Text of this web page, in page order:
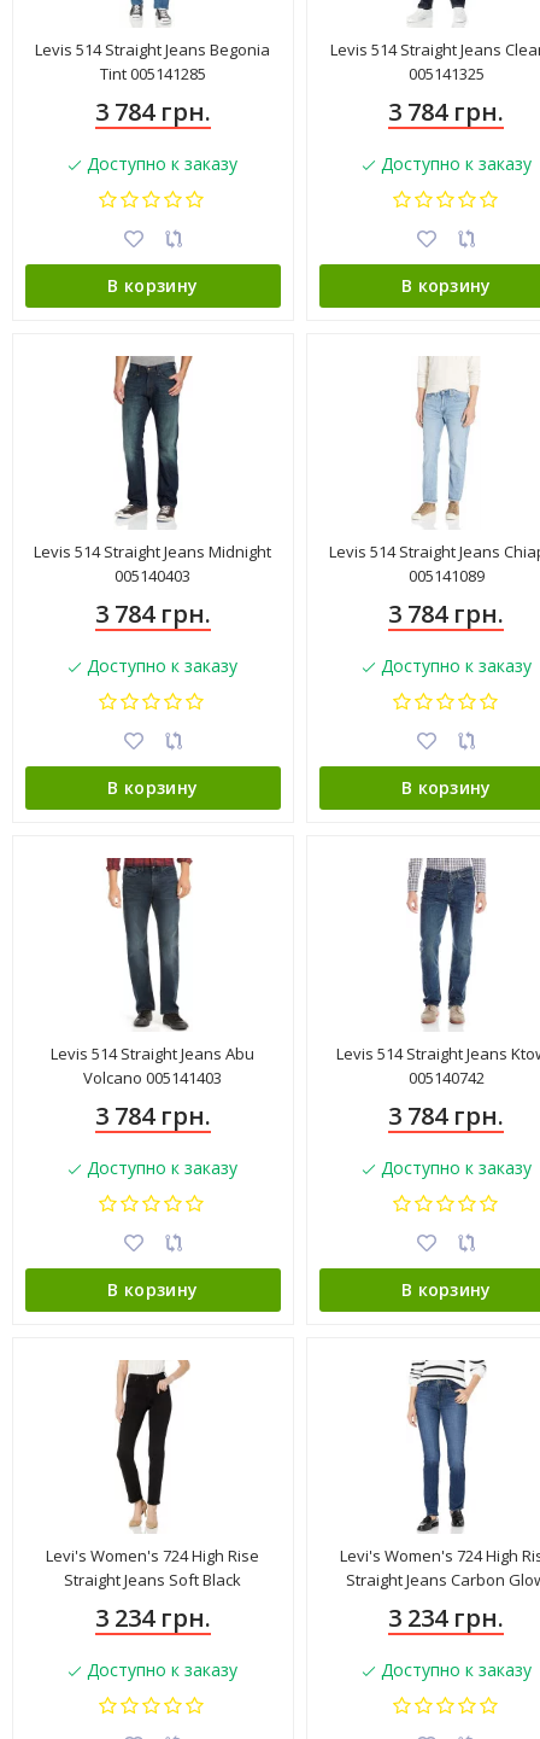
Levis 514 Straight Jeans Begonia
Tint 005141285
3 784 грн.
Доступно к заказу
В корзину
Levis 514 Straight Jeans
005141325
3 784 грн.
Доступно к заказу
В корзину
Levis 514 Straight Jeans Midnight
005140403
3 784 грн.
Доступно к заказу
В корзину
Levis 514 Straight Jeans
005141089
3 784 грн.
Доступно к заказу
В корзину
Levis 514 Straight Jeans Abu
Volcano 005141403
3 784 грн.
Доступно к заказу
В корзину
Levis 514 Straight Jeans
005140742
3 784 грн.
Доступно к заказу
В корзину
Levi's Women's 724 High Rise
Straight Jeans Soft Black
3 234 грн.
Доступно к заказу
Levi's Women's 724 High
Straight Jeans Carbon
3 234 грн.
Доступно к заказу